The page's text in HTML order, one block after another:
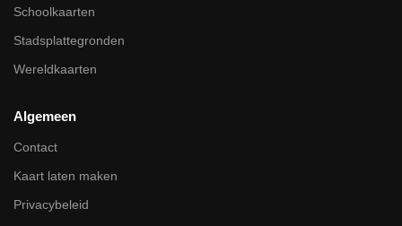
Schoolkaarten
Stadsplattegronden
Wereldkaarten
Algemeen
Contact
Kaart laten maken
Privacybeleid